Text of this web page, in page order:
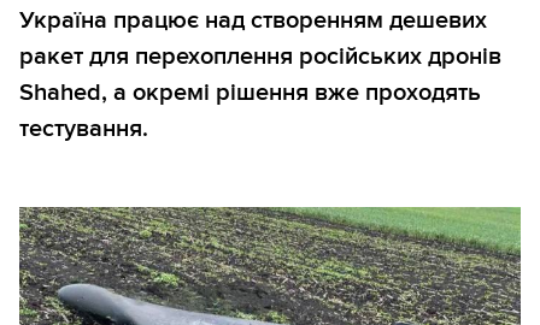
Україна працює над створенням дешевих
ракет для перехоплення російських дронів
Shahed, а окремі рішення вже проходять
тестування.